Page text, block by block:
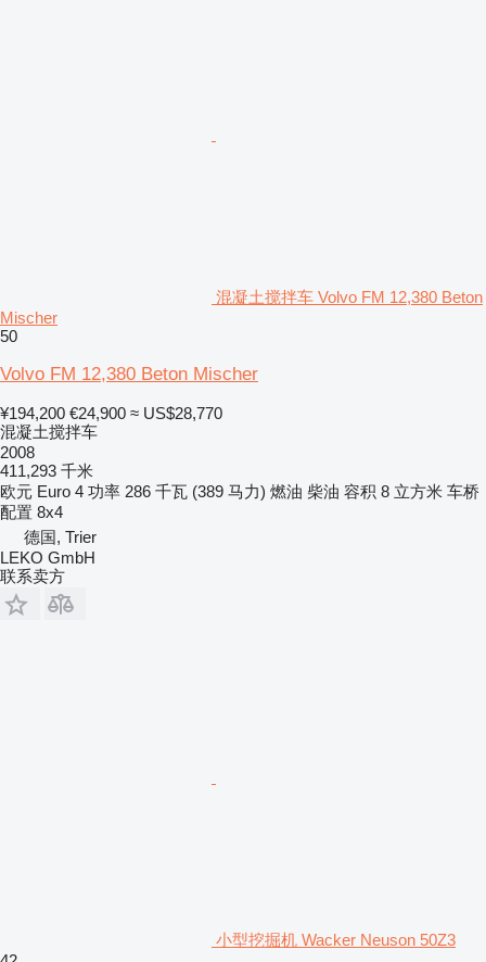
混凝土搅拌车 Volvo FM 12,380 Beton
Mischer
50
Volvo FM 12,380 Beton Mischer
¥194,200 €24,900 ≈ US$28,770
混凝土搅拌车
2008
411,293 千米
欧元 Euro 4 功率 286 千瓦 (389 马力) 燃油 柴油 容积 8 立方米 车桥
配置 8x4
德国, Trier
LEKO GmbH
联系卖方
小型挖掘机 Wacker Neuson 50Z3